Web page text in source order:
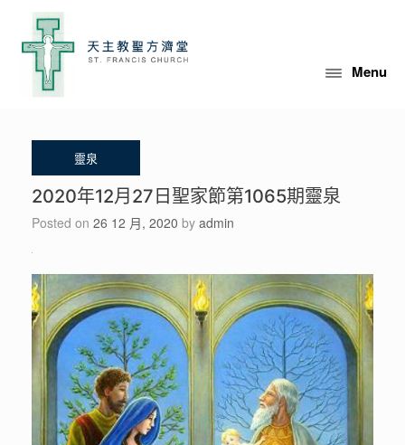
content
Menu
2020年12月27日聖家節第1065期靈泉
Posted on 26 12 月, 2020 by admin